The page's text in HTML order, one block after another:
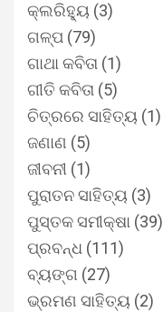
କ୍ଲରିହ୍ୟୁ (3)
ଗଳ୍ପ (79)
ଗାଥା କବିତା (1)
ଗୀତି କବିତା (5)
ଚିତ୍ରରେ ସାହିତ୍ୟ (1)
ଜଣାଣ (5)
ଜୀବନୀ (1)
ପୁରାତନ ସାହିତ୍ୟ (3)
ପୁସ୍ତକ ସମୀକ୍ଷା (39)
ପ୍ରବନ୍ଧ (111)
ବ୍ୟଙ୍ଗ (27)
ଭ୍ରମଣ ସାହିତ୍ୟ (2)